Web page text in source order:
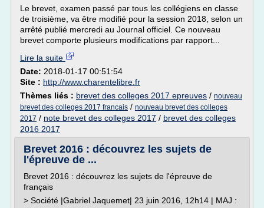
Le brevet, examen passé par tous les collégiens en classe
de troisième, va être modifié pour la session 2018, selon un
arrêté publié mercredi au Journal officiel. Ce nouveau
brevet comporte plusieurs modifications par rapport...
Lire la suite
Date: 2018-01-17 00:51:54
Site : http://www.charentelibre.fr
Thèmes liés : brevet des colleges 2017 epreuves / nouveau
brevet des colleges 2017 francais / nouveau brevet des colleges
2017 / note brevet des colleges 2017 / brevet des colleges
2016 2017
Brevet 2016 : découvrez les sujets de
l'épreuve de ...
Brevet 2016 : découvrez les sujets de l'épreuve de
français
> Société |Gabriel Jaquemet| 23 juin 2016, 12h14 | MAJ :